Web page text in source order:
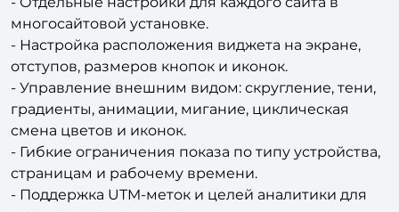
собственную иконку.
- Отдельные настройки для каждого сайта в
многосайтовой установке.
- Настройка расположения виджета на экране,
отступов, размеров кнопок и иконок.
- Управление внешним видом: скругление, тени,
градиенты, анимации, мигание, циклическая
смена цветов и иконок.
- Гибкие ограничения показа по типу устройства,
страницам и рабочему времени.